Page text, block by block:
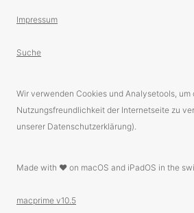
Impressum
Suche
Wir verwenden Cookies und Analysetools, um
Nutzungsfreundlichkeit der Internetseite zu
unserer Datenschutzerklärung).
Made with ❤️ on macOS and iPadOS in the
macprime v10.5